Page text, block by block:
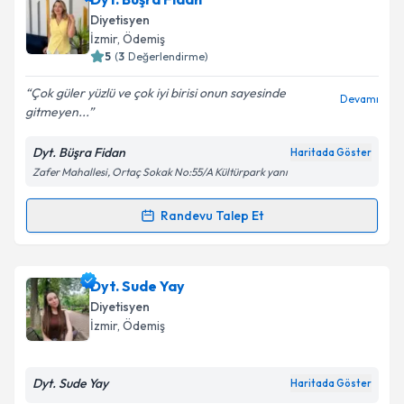
oluşturun. Size bu uzmandan randevu almanız için bir
takvim hazırlandığında e-posta ile bilgilendireceğiz.
Kişisel verilerimin işlenmesine ilişkin
Aydınlatma
Metni'ni okudum ve kişisel verilerimin belirtilen
kapsamda işlenmesini kabul ediyorum.
Diyetisyen
İzmir, Ödemiş
5 (3 Değerlendirme)
Çok güler yüzlü ve çok iyi birisi onun sayesinde
gitmeyen...
Devamı
Dyt. Büşra Fidan Haritada Göster
Zafer Mahallesi, Ortaç Sokak No:55/A Kültürpark yanı
Randevu Talep Et
Randevu Takvimi Talebi
Dyt. Büşra Fidaniçin randevu takvimi talebi
oluşturun. Size bu uzmandan randevu almanız için bir
takvim hazırlandığında e-posta ile bilgilendireceğiz.
Dyt. Sude Yay
Diyetisyen
İzmir, Ödemiş
Dyt. Sude Yay Haritada Göster